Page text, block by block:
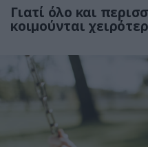
Γιατί όλο και
κοιμούνται